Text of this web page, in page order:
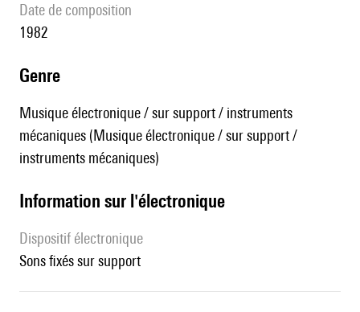
date de composition
1982
genre
Musique électronique / sur support / instruments
mécaniques (Musique électronique / sur support /
instruments mécaniques)
Information sur l'électronique
Dispositif électronique
sons fixés sur support